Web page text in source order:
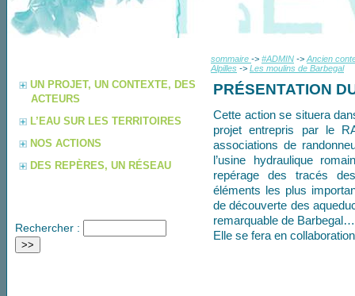
sommaire -> #ADMIN -> Ancien
Alpilles -> Les moulins de Barbegal
PRÉSENTATION
Cette action se situera
projet entrepris par le
associations de
l’usine hydraulique
repérage des tracés
éléments les plus
de découverte des
remarquable de Barbegal…
Elle se fera en
UN PROJET, UN CONTEXTE, DES
ACTEURS
L’EAU SUR LES TERRITOIRES
NOS ACTIONS
DES REPÈRES, UN RÉSEAU
Rechercher :